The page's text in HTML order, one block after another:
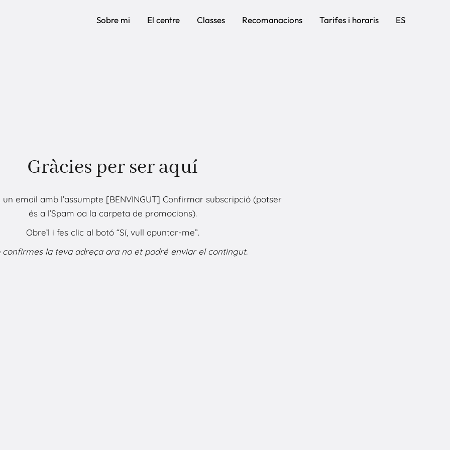
Sobre mi El centre Classes Recomanacions Tarifes i horaris ES
Gràcies per ser aquí
un email amb l’assumpte [BENVINGUT] Confirmar subscripció (potser
és a l’Spam oa la carpeta de promocions).
Obre’l i fes clic al botó “Sí, vull apuntar-me”.
confirmes la teva adreça ara no et podré enviar el contingut.